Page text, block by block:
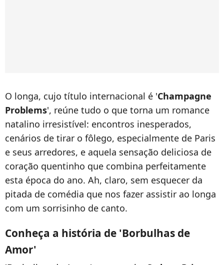
O longa, cujo título internacional é 'Champagne
Problems', reúne tudo o que torna um romance
natalino irresistível: encontros inesperados,
cenários de tirar o fôlego, especialmente de Paris
e seus arredores, e aquela sensação deliciosa de
coração quentinho que combina perfeitamente
esta época do ano. Ah, claro, sem esquecer da
pitada de comédia que nos fazer assistir ao longa
com um sorrisinho de canto.
Conheça a história de 'Borbulhas de
Amor'